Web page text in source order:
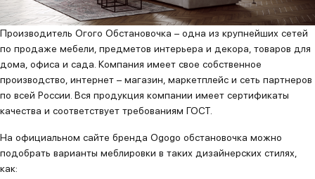
Производитель Огого Обстановочка – одна из крупнейших сетей
по продаже мебели, предметов интерьера и декора, товаров для
дома, офиса и сада. Компания имеет свое собственное
производство, интернет – магазин, маркетплейс и сеть партнеров
по всей России. Вся продукция компании имеет сертификаты
качества и соответствует требованиям ГОСТ.
На официальном сайте бренда Ogogo обстановочка можно
подобрать варианты меблировки в таких дизайнерских стилях,
как: